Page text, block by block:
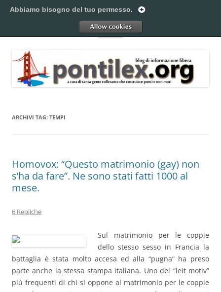
al
Pontilex
Menu
ARCHIVI TAG: TEMPI
Homovox: “Questo matrimonio (gay) non
s’ha da fare”. Ne sono stati fatti 1000 al
mese.
6 Repliche
Sul matrimonio per le coppie
dello stesso sesso in Francia la
battaglia è stata molto accesa ed alla “pugna” ha preso
parte anche la stessa stampa italiana. Uno dei “leit motiv”
più frequenti di chi si oppone al matrimonio per le coppie
Abbiamo bisogno del tuo permesso.